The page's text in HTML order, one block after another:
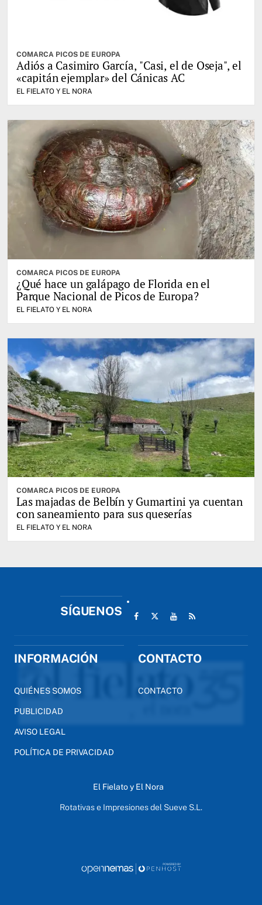
COMARCA PICOS DE EUROPA
Adiós a Casimiro García, "Casi, el de Oseja", el
«capitán ejemplar» del Cánicas AC
EL FIELATO Y EL NORA
COMARCA PICOS DE EUROPA
¿Qué hace un galápago de Florida en el
Parque Nacional de Picos de Europa?
EL FIELATO Y EL NORA
COMARCA PICOS DE EUROPA
Las majadas de Belbín y Gumartini ya cuentan
con saneamiento para sus queserías
EL FIELATO Y EL NORA
SÍGUENOS
INFORMACIÓN
QUIÉNES SOMOS
PUBLICIDAD
AVISO LEGAL
POLÍTICA DE PRIVACIDAD
CONTACTO
CONTACTO
El Fielato y El Nora
Rotativas e Impresiones del Sueve S.L.